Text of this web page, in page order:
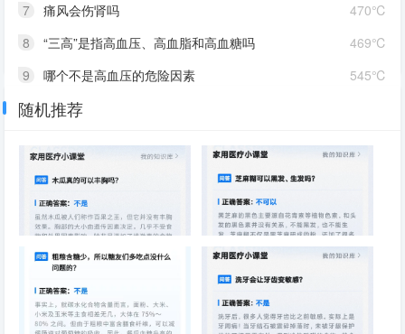
470℃
7
痛风会伤肾吗
469℃
8
“三高”是指高血压、高血脂和高血糖吗
545℃
9
哪个不是高血压的危险因素
10 不按时吃饭影响健康吗
随机推荐
芝麻糊可以黑发、生发吗